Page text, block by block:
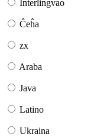
Interlingvao
Ĉeĥa
zx
Araba
Java
Latino
Ukraina